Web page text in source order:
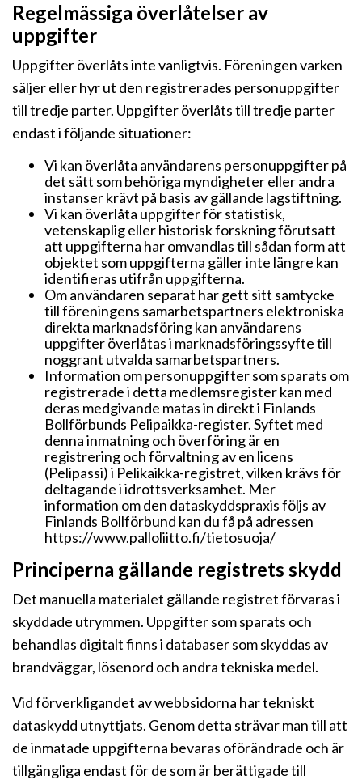
Regelmässiga överlåtelser av
uppgifter
Uppgifter överlåts inte vanligtvis. Föreningen varken
säljer eller hyr ut den registrerades personuppgifter
till tredje parter. Uppgifter överlåts till tredje parter
endast i följande situationer:
Vi kan överlåta användarens personuppgifter på
det sätt som behöriga myndigheter eller andra
instanser krävt på basis av gällande lagstiftning.
Vi kan överlåta uppgifter för statistisk,
vetenskaplig eller historisk forskning förutsatt
att uppgifterna har omvandlas till sådan form att
objektet som uppgifterna gäller inte längre kan
identifieras utifrån uppgifterna.
Om användaren separat har gett sitt samtycke
till föreningens samarbetspartners elektroniska
direkta marknadsföring kan användarens
uppgifter överlåtas i marknadsföringssyfte till
noggrant utvalda samarbetspartners.
Information om personuppgifter som sparats om
registrerade i detta medlemsregister kan med
deras medgivande matas in direkt i Finlands
Bollförbunds Pelipaikka-register. Syftet med
denna inmatning och överföring är en
registrering och förvaltning av en licens
(Pelipassi) i Pelikaikka-registret, vilken krävs för
deltagande i idrottsverksamhet. Mer
information om den dataskyddspraxis följs av
Finlands Bollförbund kan du få på adressen
https://www.palloliitto.fi/tietosuoja/
Principerna gällande registrets skydd
Det manuella materialet gällande registret förvaras i
skyddade utrymmen. Uppgifter som sparats och
behandlas digitalt finns i databaser som skyddas av
brandväggar, lösenord och andra tekniska medel.
Vid förverkligandet av webbsidorna har tekniskt
dataskydd utnyttjats. Genom detta strävar man till att
de inmatade uppgifterna bevaras oförändrade och är
tillgängliga endast för de som är berättigade till